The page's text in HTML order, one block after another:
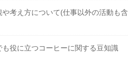
や考え方について(仕事以外の活動も含
も役に立つコーヒーに関する豆知識